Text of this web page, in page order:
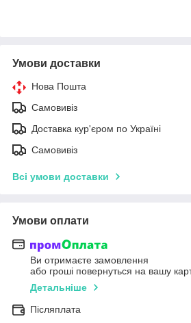
Умови доставки
Нова Пошта
Самовивіз
Доставка кур'єром по Україні
Самовивіз
Всі умови доставки
Умови оплати
Ви отримаєте замовлення
або гроші повернуться на вашу
Детальніше
Післяплата